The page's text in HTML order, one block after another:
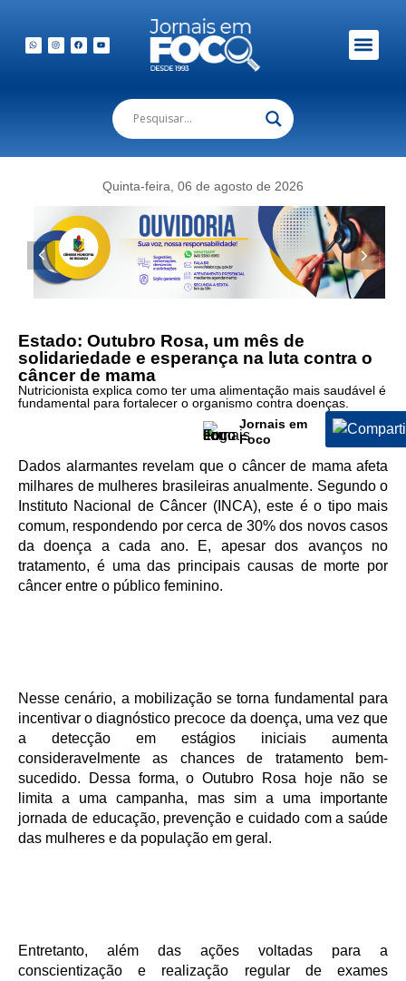
Quinta-feira, 06 de agosto de 2026
Estado: Outubro Rosa, um mês de
solidariedade e esperança na luta contra o
câncer de mama
Nutricionista explica como ter uma alimentação mais saudável é
fundamental para fortalecer o organismo contra doenças.
Jornais em
Foco
Dados alarmantes revelam que o câncer de mama afeta
milhares de mulheres brasileiras anualmente. Segundo o
Instituto Nacional de Câncer (INCA), este é o tipo mais
comum, respondendo por cerca de 30% dos novos casos
da doença a cada ano. E, apesar dos avanços no
tratamento, é uma das principais causas de morte por
câncer entre o público feminino.
Nesse cenário, a mobilização se torna fundamental para
incentivar o diagnóstico precoce da doença, uma vez que
a detecção em estágios iniciais aumenta
consideravelmente as chances de tratamento bem-
sucedido. Dessa forma, o Outubro Rosa hoje não se
limita a uma campanha, mas sim a uma importante
jornada de educação, prevenção e cuidado com a saúde
das mulheres e da população em geral.
Entretanto, além das ações voltadas para a
conscientização e realização regular de exames